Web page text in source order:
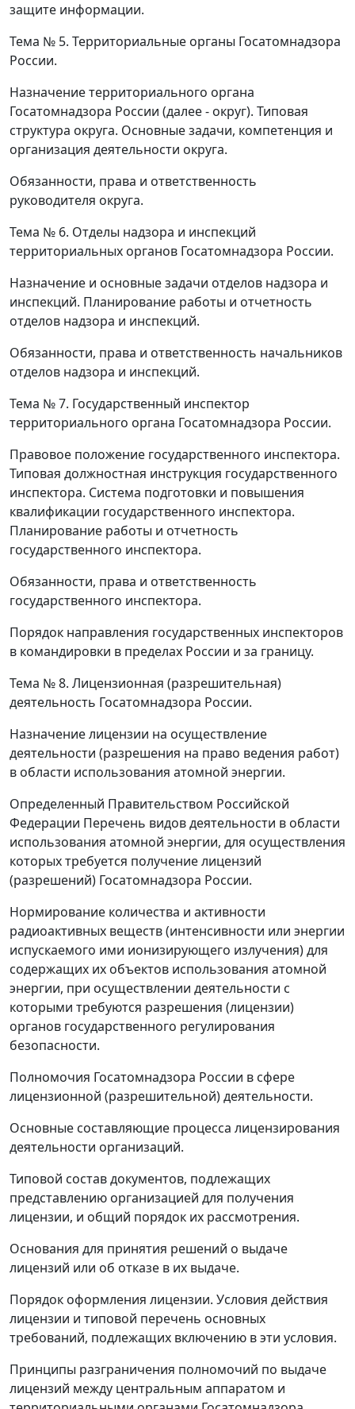
защите информации.
Тема № 5. Территориальные органы Госатомнадзора
России.
Назначение территориального органа
Госатомнадзора России (далее - округ). Типовая
структура округа. Основные задачи, компетенция и
организация деятельности округа.
Обязанности, права и ответственность
руководителя округа.
Тема № 6. Отделы надзора и инспекций
территориальных органов Госатомнадзора России.
Назначение и основные задачи отделов надзора и
инспекций. Планирование работы и отчетность
отделов надзора и инспекций.
Обязанности, права и ответственность начальников
отделов надзора и инспекций.
Тема № 7. Государственный инспектор
территориального органа Госатомнадзора России.
Правовое положение государственного инспектора.
Типовая должностная инструкция государственного
инспектора. Система подготовки и повышения
квалификации государственного инспектора.
Планирование работы и отчетность
государственного инспектора.
Обязанности, права и ответственность
государственного инспектора.
Порядок направления государственных инспекторов
в командировки в пределах России и за границу.
Тема № 8. Лицензионная (разрешительная)
деятельность Госатомнадзора России.
Назначение лицензии на осуществление
деятельности (разрешения на право ведения работ)
в области использования атомной энергии.
Определенный Правительством Российской
Федерации Перечень видов деятельности в области
использования атомной энергии, для осуществления
которых требуется получение лицензий
(разрешений) Госатомнадзора России.
Нормирование количества и активности
радиоактивных веществ (интенсивности или энергии
испускаемого ими ионизирующего излучения) для
содержащих их объектов использования атомной
энергии, при осуществлении деятельности с
которыми требуются разрешения (лицензии)
органов государственного регулирования
безопасности.
Полномочия Госатомнадзора России в сфере
лицензионной (разрешительной) деятельности.
Основные составляющие процесса лицензирования
деятельности организаций.
Типовой состав документов, подлежащих
представлению организацией для получения
лицензии, и общий порядок их рассмотрения.
Основания для принятия решений о выдаче
лицензий или об отказе в их выдаче.
Порядок оформления лицензии. Условия действия
лицензии и типовой перечень основных
требований, подлежащих включению в эти условия.
Принципы разграничения полномочий по выдаче
лицензий между центральным аппаратом и